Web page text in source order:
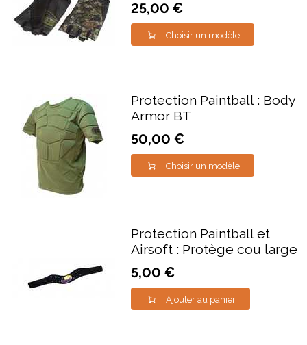
25,00 €
Choisir un modèle
Protection Paintball : Body
Armor BT
50,00 €
Choisir un modèle
Protection Paintball et
Airsoft : Protège cou large
5,00 €
Ajouter au panier